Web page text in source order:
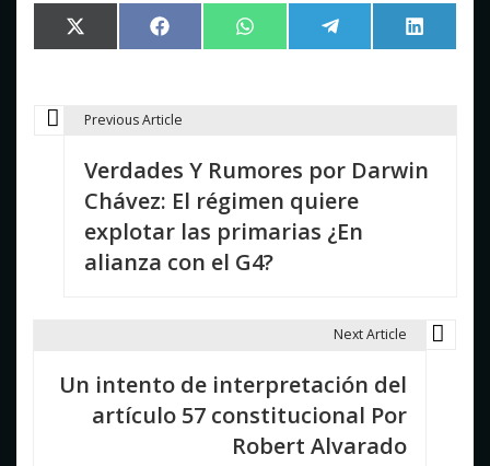
Compartir
en
X
(Twitter)
Compartir
en
Facebook Compartir
en
WhatsApp Compartir
en
Telegram
en
LinkedIn
N
Previous Article
Verdades Y Rumores por Darwin
Chávez: El régimen quiere
explotar las primarias ¿En
alianza con el G4?
Next Article
Un intento de interpretación del
artículo 57 constitucional Por
Robert Alvarado